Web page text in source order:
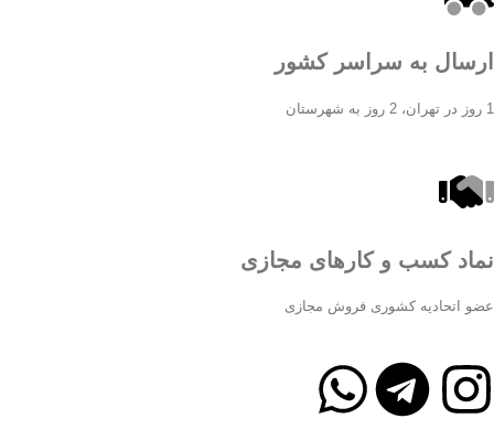
ارسال به سراسر کشور
1 روز در تهران، 2 روز به شهرستان
نماد کسب و کارهای مجازی
عضو اتحادیه کشوری فروش مجازی